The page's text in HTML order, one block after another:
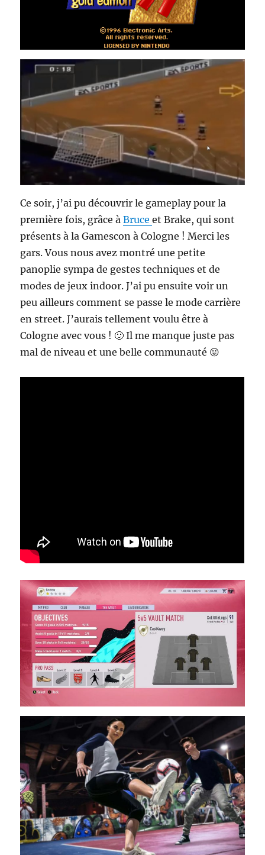
Ce soir, j’ai pu découvrir le gameplay pour la
première fois, grâce àBruceet Brake, qui sont
présents à la Gamescon à Cologne ! Merci les
gars. Vous nous avez montré une petite
panoplie sympa de gestes techniques et de
modes de jeux indoor. J’ai pu ensuite voir un
peu ailleurs comment se passe le mode carrière
en street. J’aurais tellement voulu être à
Cologne avec vous ! 🙂 Il me manque juste pas
mal de niveau et une belle communauté 😛